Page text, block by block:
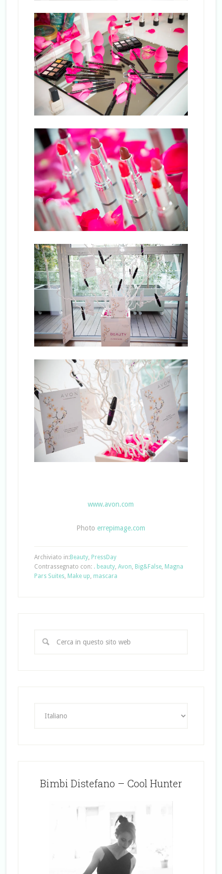
www.avon.com
Photoerrepimage.com
Archiviato in: Beauty, PressDay
Contrassegnato con: . beauty, Avon, Big&False, Magna
Pars Suites, Make up, mascara
Bimbi Distefano – Cool Hunter